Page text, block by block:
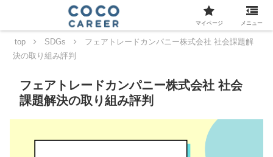
top SDGs
フェアトレードカンパニー株式会社 社会課題解
決の取り組み評判
フェアトレードカンパニー株式会社 社会
課題解決の取り組み評判
マイページ メニュー